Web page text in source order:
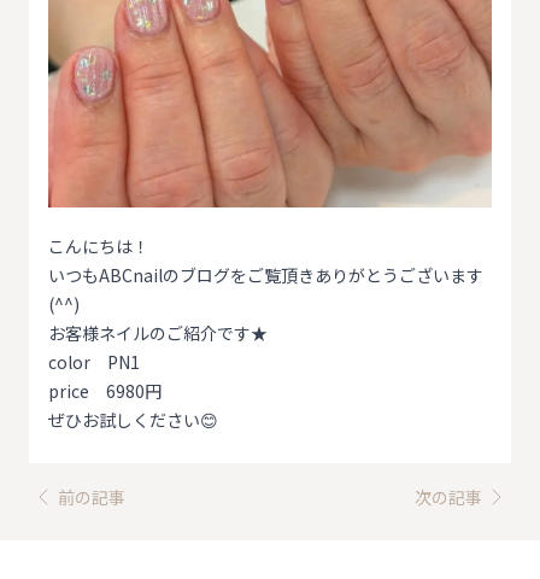
こんにちは！
いつもABCnailのブログをご覧頂きありがとうございます
(^^)
お客様ネイルのご紹介です★
color PN1
price 6980円
ぜひお試しください😊
前の記事 次の記事